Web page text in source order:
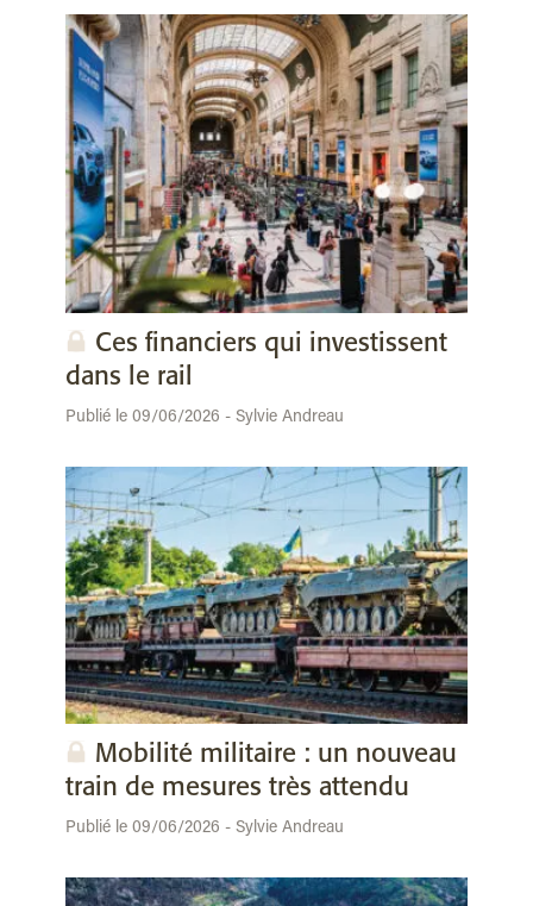
Ces financiers qui investissent
dans le rail
Publié le 09/06/2026 - Sylvie Andreau
Mobilité militaire : un nouveau
train de mesures très attendu
Publié le 09/06/2026 - Sylvie Andreau